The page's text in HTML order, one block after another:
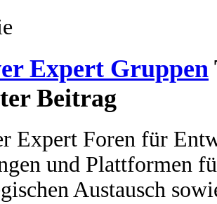
Expert Gruppen
Beitrag
Expert Foren für
und Plattformen
Austausch